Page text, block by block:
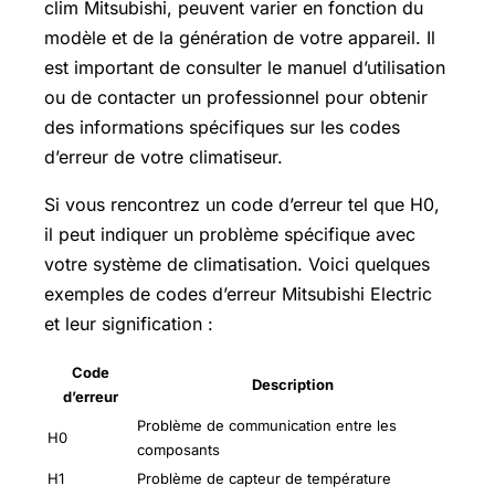
clim Mitsubishi, peuvent varier en fonction du
modèle et de la génération de votre appareil. Il
est important de consulter le manuel d’utilisation
ou de contacter un professionnel pour obtenir
des informations spécifiques sur les codes
d’erreur de votre climatiseur.
Si vous rencontrez un code d’erreur tel que H0,
il peut indiquer un problème spécifique avec
votre système de climatisation. Voici quelques
exemples de codes d’erreur Mitsubishi Electric
et leur signification :
Code
d’erreur
Description
H0
Problème de communication entre les
composants
H1
Problème de capteur de température